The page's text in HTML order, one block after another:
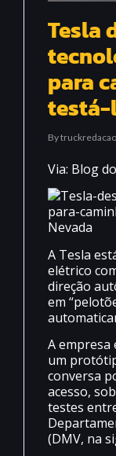
Tesla
para
testá-
ByTruckredacao
Via: Blog
A Tesla
elétrico
direção
em
A empresa
um
conversa
acesso,
testes
(DMV, na